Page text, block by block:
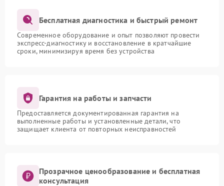
Бесплатная диагностика и быстрый ремонт
Современное оборудование и опыт позволяют провести
экспресс-диагностику и восстановление в кратчайшие
сроки, минимизируя время без устройства
Гарантия на работы и запчасти
Предоставляется документированная гарантия на
выполненные работы и установленные детали, что
защищает клиента от повторных неисправностей
Прозрачное ценообразование и бесплатная
консультация